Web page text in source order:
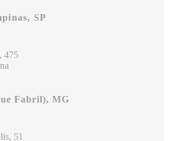
SP
475
Fabril), MG
51